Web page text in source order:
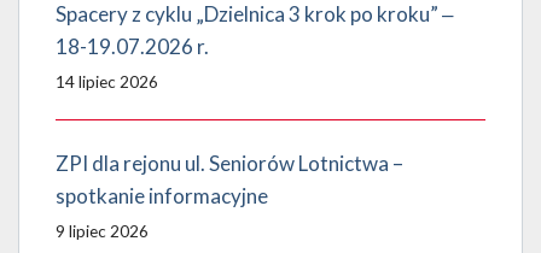
Spacery z cyklu „Dzielnica 3 krok po kroku” ‒
18-19.07.2026 r.
14 lipiec 2026
ZPI dla rejonu ul. Seniorów Lotnictwa –
spotkanie informacyjne
9 lipiec 2026